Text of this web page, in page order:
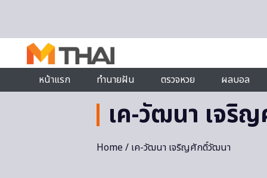
หน้าแรก ทำนายฝัน ตรวจหวย ผลบอล
เค-วัฒนา เจริ
Home/ เค-วัฒนา เจริญศักดิ์วัฒนา